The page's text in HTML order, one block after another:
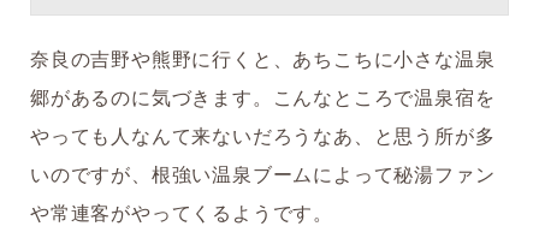
奈良の吉野や熊野に行くと、あちこちに小さな温泉
郷があるのに気づきます。こんなところで温泉宿を
やっても人なんて来ないだろうなあ、と思う所が多
いのですが、根強い温泉ブームによって秘湯ファン
や常連客がやってくるようです。